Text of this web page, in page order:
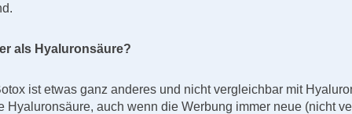
als Hyaluronsäure?
ist etwas ganz anderes und nicht vergleichbar mit
Hyaluronsäure, auch wenn die Werbung immer neue (nicht